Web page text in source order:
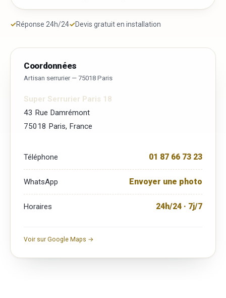
✓Réponse 24h/24✓Devis gratuit en installation
Coordonnées
Artisan serrurier — 75018 Paris
Super Serrurier Paris 18
43 Rue Damrémont
75018 Paris, France
Téléphone 01 87 66 73 23
WhatsApp Envoyer une photo
Horaires 24h/24 · 7j/7
Voir sur Google Maps →